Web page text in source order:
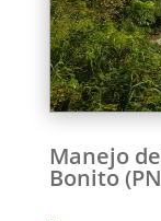
Manejo
Bonito